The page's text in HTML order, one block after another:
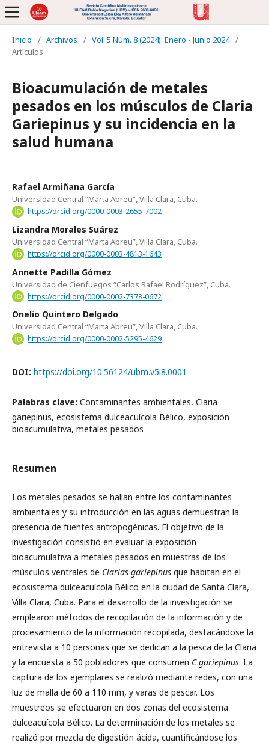
Inicio / Archivos / Vol. 5 Núm. 8 (2024): Enero - Junio 2024 /
Artículos
Bioacumulación de metales
pesados en los músculos de Claria
Gariepinus y su incidencia en la
salud humana
Rafael Armiñana García
Universidad Central “Marta Abreu”, Villa Clara, Cuba.
https://orcid.org/0000-0003-2655-7002
Lizandra Morales Suárez
Universidad Central “Marta Abreu”, Villa Clara, Cuba.
https://orcid.org/0000-0003-4813-1643
Annette Padilla Gómez
Universidad de Cienfuegos “Carlos Rafael Rodríguez”, Cuba.
https://orcid.org/0000-0002-7378-0672
Onelio Quintero Delgado
Universidad Central “Marta Abreu”, Villa Clara, Cuba.
https://orcid.org/0000-0002-5295-4629
DOI: https://doi.org/10.56124/ubm.v5i8.0001
Palabras clave: Contaminantes ambientales, Claria
gariepinus, ecosistema dulceacuícola Bélico, exposición
bioacumulativa, metales pesados
Resumen
Los metales pesados se hallan entre los contaminantes
ambientales y su introducción en las aguas demuestran la
presencia de fuentes antropogénicas. El objetivo de la
investigación consistió en evaluar la exposición
bioacumulativa a metales pesados en muestras de los
músculos ventrales de Clarias gariepinus que habitan en el
ecosistema dulceacuícola Bélico en la ciudad de Santa Clara,
Villa Clara, Cuba. Para el desarrollo de la investigación se
emplearon métodos de recopilación de la información y de
procesamiento de la información recopilada, destacándose la
entrevista a 10 personas que se dedican a la pesca de la Claria
y la encuesta a 50 pobladores que consumen C gariepinus. La
captura de los ejemplares se realizó mediante redes, con una
luz de malla de 60 a 110 mm, y varas de pescar. Los
muestreos se efectuaron en dos zonas del ecosistema
dulceacuícola Bélico. La determinación de los metales se
realizó por mezcla de digestión ácida, cuantificándose los